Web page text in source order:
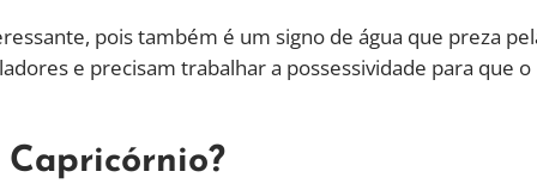
pois também é um signo de água que preza
e precisam trabalhar a possessividade para que o